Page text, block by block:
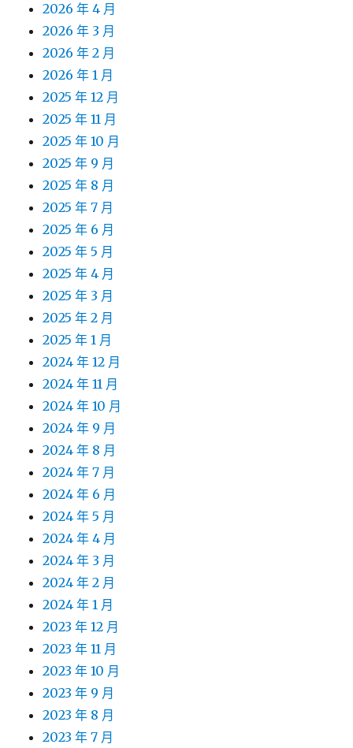
2026 年 4 月
2026 年 3 月
2026 年 2 月
2026 年 1 月
2025 年 12 月
2025 年 11 月
2025 年 10 月
2025 年 9 月
2025 年 8 月
2025 年 7 月
2025 年 6 月
2025 年 5 月
2025 年 4 月
2025 年 3 月
2025 年 2 月
2025 年 1 月
2024 年 12 月
2024 年 11 月
2024 年 10 月
2024 年 9 月
2024 年 8 月
2024 年 7 月
2024 年 6 月
2024 年 5 月
2024 年 4 月
2024 年 3 月
2024 年 2 月
2024 年 1 月
2023 年 12 月
2023 年 11 月
2023 年 10 月
2023 年 9 月
2023 年 8 月
2023 年 7 月